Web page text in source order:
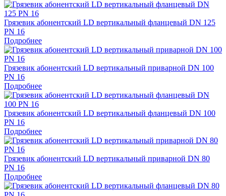
Грязевик абонентский LD вертикальный фланцевый DN 125
PN 16
Подробнее
Грязевик абонентский LD вертикальный приварной DN 100
PN 16
Подробнее
Грязевик абонентский LD вертикальный фланцевый DN 100
PN 16
Подробнее
Грязевик абонентский LD вертикальный приварной DN 80
PN 16
Подробнее